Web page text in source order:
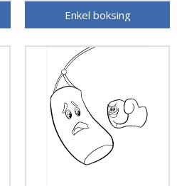
Enkel boksing